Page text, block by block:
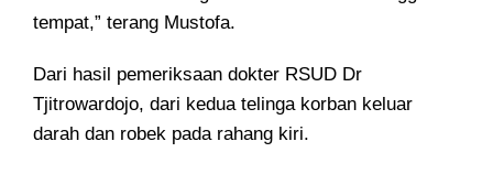
tempat,” terang Mustofa.
Dari hasil pemeriksaan dokter RSUD Dr
Tjitrowardojo, dari kedua telinga korban keluar
darah dan robek pada rahang kiri.